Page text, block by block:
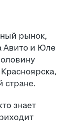
рынок,
Авито и Юле
стране.
знает